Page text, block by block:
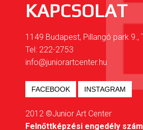
KAPCSOLAT
1149 Budapest, Pillangó park 9.,
Tel: 222-2753
info@juniorartcenter.hu
FACEBOOK INSTAGRAM
2012 ©Junior Art Center
Felnőttképzési engedély